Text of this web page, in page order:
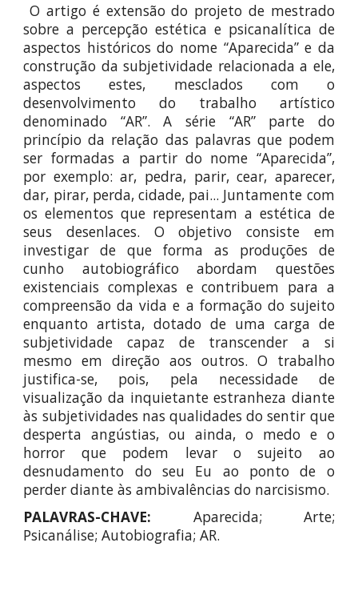
O artigo é extensão do projeto de mestrado
sobre a percepção estética e psicanalítica de
aspectos históricos do nome “Aparecida” e da
construção da subjetividade relacionada a ele,
aspectos estes, mesclados com o
desenvolvimento do trabalho artístico
denominado “AR”. A série “AR” parte do
princípio da relação das palavras que podem
ser formadas a partir do nome “Aparecida”,
por exemplo: ar, pedra, parir, cear, aparecer,
dar, pirar, perda, cidade, pai... Juntamente com
os elementos que representam a estética de
seus desenlaces. O objetivo consiste em
investigar de que forma as produções de
cunho autobiográfico abordam questões
existenciais complexas e contribuem para a
compreensão da vida e a formação do sujeito
enquanto artista, dotado de uma carga de
subjetividade capaz de transcender a si
mesmo em direção aos outros. O trabalho
justifica-se, pois, pela necessidade de
visualização da inquietante estranheza diante
às subjetividades nas qualidades do sentir que
desperta angústias, ou ainda, o medo e o
horror que podem levar o sujeito ao
desnudamento do seu Eu ao ponto de o
perder diante às ambivalências do narcisismo.
PALAVRAS-CHAVE: Aparecida; Arte;
Psicanálise; Autobiografia; AR.